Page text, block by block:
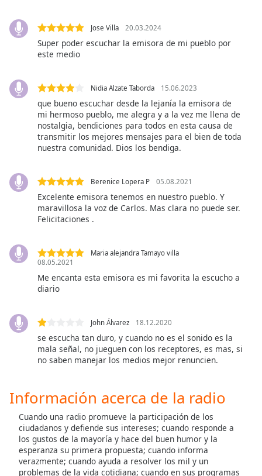
selected
Picture-
in-
Fullscreen
window.
Beginning
window.
Escape
the
window.
Background
Color
Jose Villa 20.03.2024
Super poder escuchar la emisora de mi pueblo por
este medio
Nidia Alzate Taborda 15.06.2023
que bueno escuchar desde la lejanía la emisora de
mi hermoso pueblo, me alegra y a la vez me llena de
nostalgia, bendiciones para todos en esta causa de
transmitir los mejores mensajes para el bien de toda
nuestra comunidad. Dios los bendiga.
Berenice Lopera P 05.08.2021
Excelente emisora tenemos en nuestro pueblo. Y
maravillosa la voz de Carlos. Mas clara no puede ser.
Felicitaciones .
Maria alejandra Tamayo villa
08.05.2021
Me encanta esta emisora es mi favorita la escucho a
diario
John Álvarez 18.12.2020
se escucha tan duro, y cuando no es el sonido es la
mala señal, no jueguen con los receptores, es mas, si
no saben manejar los medios mejor renuncien.
Información acerca de la radio
Cuando una radio promueve la participación de los
ciudadanos y defiende sus intereses; cuando responde a
los gustos de la mayoría y hace del buen humor y la
esperanza su primera propuesta; cuando informa
verazmente; cuando ayuda a resolver los mil y un
problemas de la vida cotidiana; cuando en sus programas